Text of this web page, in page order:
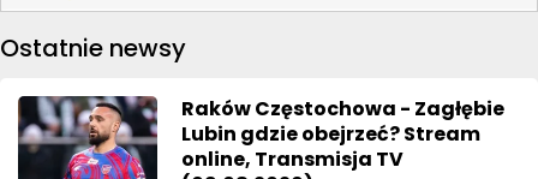
Ostatnie newsy
Raków Częstochowa - Zagłębie
Lubin gdzie obejrzeć? Stream
online, Transmisja TV